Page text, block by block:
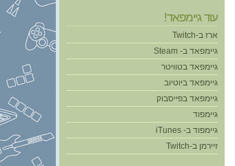
עוד גיימפאד!
ארז ב-Twitch
גיימפאד ב- Steam
גיימפאד בטוויטר
גיימפאד ביוטיוב
גיימפאד בפייסבוק
גיימפוד
גיימפוד ב- iTunes
זיירמן ב-Twitch